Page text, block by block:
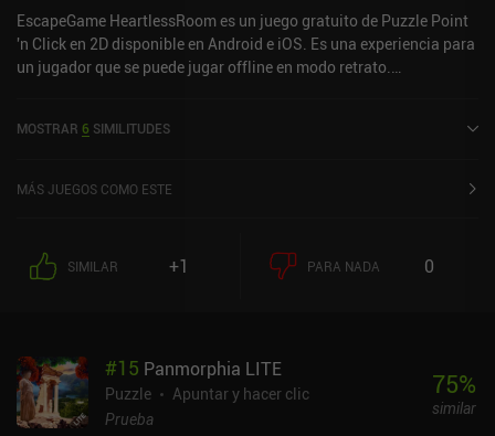
EscapeGame HeartlessRoom es un juego gratuito de Puzzle Point
'n Click en 2D disponible en Android e iOS. Es una experiencia para
un jugador que se puede jugar offline en modo retrato.
en la App Store de iOS.
MOSTRAR 6 SIMILITUDES
MÁS JUEGOS COMO ESTE
SIMILAR +1 PARA NADA 0
#15 Panmorphia LITE
Puzzle
Apuntar y hacer clic
Prueba
75%
similar